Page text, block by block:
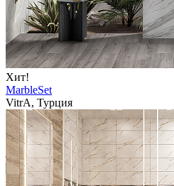
Хит!
MarbleSet
VitrA, Турция